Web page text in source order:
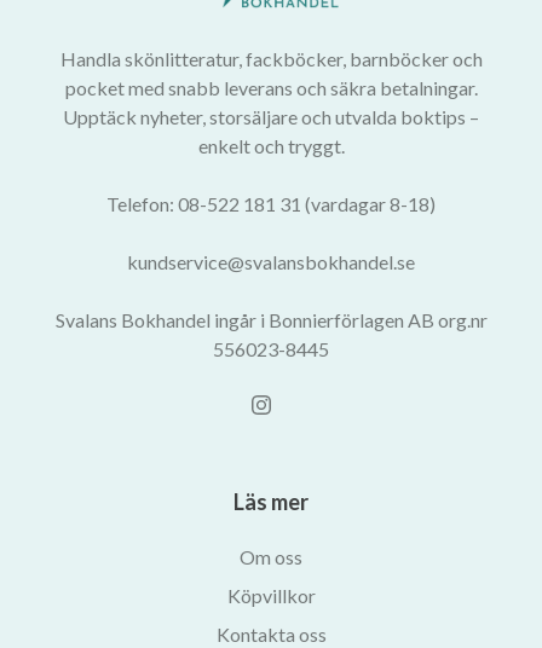
Handla skönlitteratur, fackböcker, barnböcker och
pocket med snabb leverans och säkra betalningar.
Upptäck nyheter, storsäljare och utvalda boktips –
enkelt och tryggt.
Telefon: 08-522 181 31 (vardagar 8-18)
kundservice@svalansbokhandel.se
Svalans Bokhandel ingår i Bonnierförlagen AB org.nr
556023-8445
Läs mer
Om oss
Köpvillkor
Kontakta oss